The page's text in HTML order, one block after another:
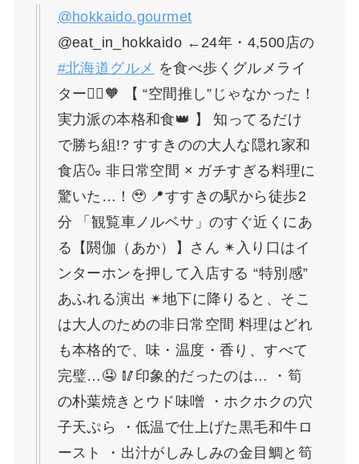
@hokkaido.gourmet
@eat_in_hokkaido ←24年・4,500店の
#北海道グルメ を食べ歩くグルメライ
ター🙋‍♀️🧡 【 “空間推し”じゃなかった！
実力派の本格和食👑 】 知ってるだけ
で勝ち組!? すすきのの大人な隠れ家和
食店🍶 非日常空間 × ガチすぎる料理に
驚いた…！🥹 📍すすきの駅から徒歩2
分 「観覧車ノルベサ」のすぐ近くにあ
る【閼伽（あか）】さん ✴入り口はイ
ンターホンを押して入店する “特別感”
あふれる演出 ✴地下に降りると、そこ
は大人のための非日常空間 料理はどれ
も本格的で、味・温度・香り、すべて
完璧…🤤 🥢印象的だったのは… ・筍
の朴葉焼きとウド味噌 ・ホクホクの穴
子天ぷら ・低温で仕上げた黒毛和牛ロ
ースト ・出汁がしみしみの金目鯛と筍